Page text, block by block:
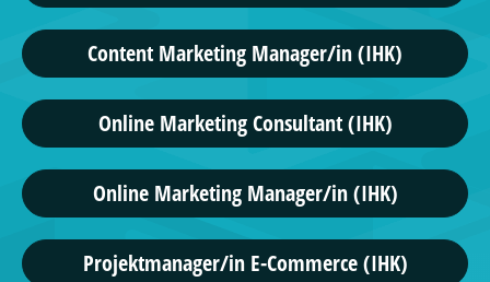
Content Marketing Manager/in (IHK)
Online Marketing Consultant (IHK)
Online Marketing Manager/in (IHK)
Projektmanager/in E-Commerce (IHK)